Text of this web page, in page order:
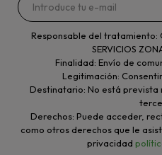
Responsable del tratamiento:
SERVICIOS
Finalidad: Envío de
Legitimación:
Destinatario: No está prevista
Derechos: Puede acceder,
como otros derechos que le
privacidad